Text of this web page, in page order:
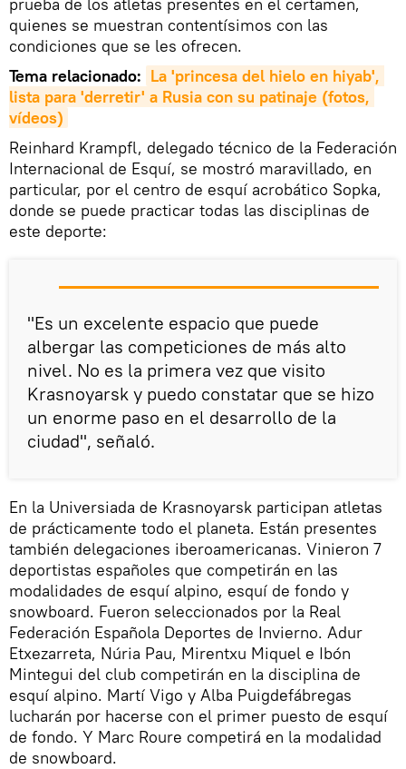
quienes se muestran contentísimos con las
condiciones que se les ofrecen.
Tema relacionado: La 'princesa del hielo en hiyab',
lista para 'derretir' a Rusia con su patinaje (fotos,
vídeos)
Reinhard Krampfl, delegado técnico de la Federación
Internacional de Esquí, se mostró maravillado, en
particular, por el centro de esquí acrobático Sopka,
donde se puede practicar todas las disciplinas de
este deporte:
"Es un excelente espacio que puede
albergar las competiciones de más alto
nivel. No es la primera vez que visito
Krasnoyarsk y puedo constatar que se hizo
un enorme paso en el desarrollo de la
ciudad", señaló.
En la Universiada de Krasnoyarsk participan atletas
de prácticamente todo el planeta. Están presentes
también delegaciones iberoamericanas. Vinieron 7
deportistas españoles que competirán en las
modalidades de esquí alpino, esquí de fondo y
snowboard. Fueron seleccionados por la Real
Federación Española Deportes de Invierno. Adur
Etxezarreta, Núria Pau, Mirentxu Miquel e Ibón
Mintegui del club competirán en la disciplina de
esquí alpino. Martí Vigo y Alba Puigdefábregas
lucharán por hacerse con el primer puesto de esquí
de fondo. Y Marc Roure competirá en la modalidad
de snowboard.